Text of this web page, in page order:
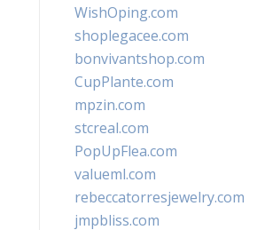
WishOping.com
shoplegacee.com
bonvivantshop.com
CupPlante.com
mpzin.com
stcreal.com
PopUpFlea.com
valueml.com
rebeccatorresjewelry.com
jmpbliss.com